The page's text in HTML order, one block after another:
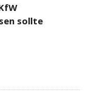
sollte